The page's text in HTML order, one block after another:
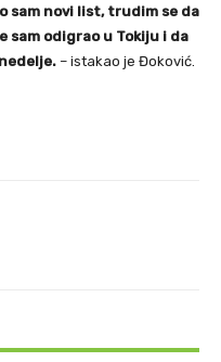
sam novi list, trudim se da
sam odigrao u Tokiju i da
– istakao je Đoković.